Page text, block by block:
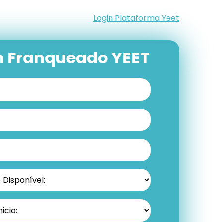
Login Plataforma Yeet
Franqueado YEET